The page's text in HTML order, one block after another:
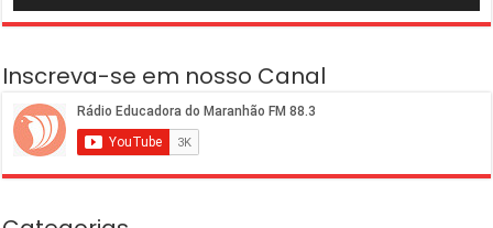
Inscreva-se em nosso Canal